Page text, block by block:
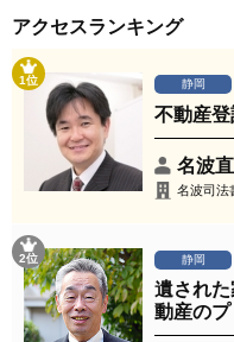
アクセスランキング
1位 静岡
不動産
名波
名波司法
2位 静岡
遺され
動産のプ